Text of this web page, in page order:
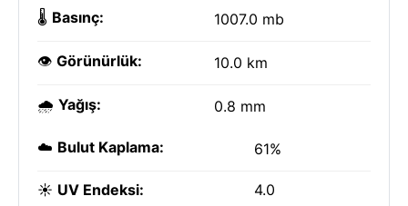
🌡️ Basınç: 1007.0 mb
👁️ Görünürlük: 10.0 km
🌧️ Yağış: 0.8 mm
☁️ Bulut Kaplama: 61%
☀️ UV Endeksi: 4.0